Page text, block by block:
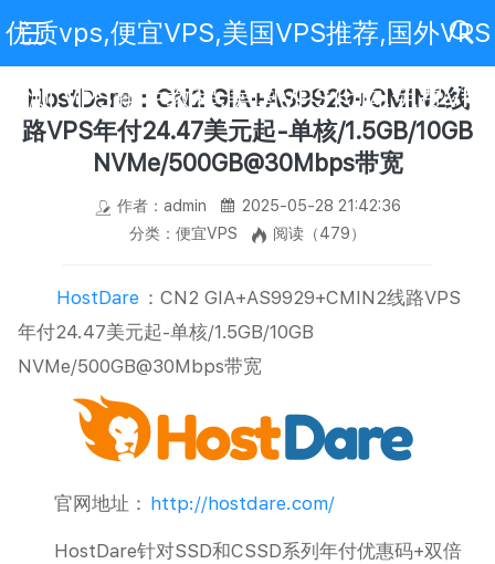
优质vps,便宜VPS,美国VPS推荐,国外VPS
评测,VPS新手教程,美国VPS代购,免费VPS
HostDare：CN2 GIA+AS9929+CMIN2线
路VPS年付24.47美元起-单核/1.5GB/10GB
NVMe/500GB@30Mbps带宽
作者：admin
2025-05-28 21:42:36
分类：便宜VPS
阅读（479）
HostDare ：CN2 GIA+AS9929+CMIN2线路VPS
年付24.47美元起-单核/1.5GB/10GB
NVMe/500GB@30Mbps带宽
官网地址： http://hostdare.com/
HostDare针对SSD和CSSD系列年付优惠码+双倍